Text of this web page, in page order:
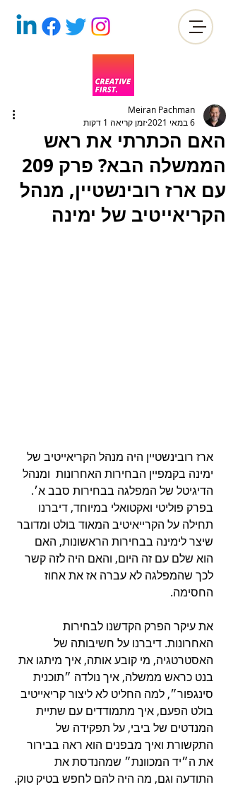
האם הכתרתי את ראש
הממשלה הבא? פרק 209
עם ארז רובינשטיין, מנהל
הקריאייטיב של ימינה
Meiran Pachman
6 במאי 2021
זמן קריאה 1 דקות
ארז רובינשטיין היה מנהל הקריאייטיב של
ימינה בקמפיין הבחירות האחרונות  ומנהל
הדיגיטל של המפלגה בבחירות סבב א׳.
בפרק פוליטי ואקטואלי במיוחד, דיברנו
תחילה על הקרייאיטיב המאוד בולט ומדובר
שיצר לימינה בבחירות הראשונות, האם
הוא שלם עם זה היום, והאם היה לזה קשר
לכך שהמפלגה לא עברה אז את אחוז
החסימה.
את עיקר הפרק הקדשנו לבחירות
האחרונות. דיברנו על חשיבותה של
האסטרטגיה, מי קובע אותה, איך מיתגו את
בנט כראש ממשלה, איך נולדה ״תוכנית
סינגפור״, למה החליט לא ליצור קריאייטיב
בולט הפעם, איך מתמודדים עם שתיית
המנדטים של ביבי, על תפקידה של
התקשורת ואיך מבפנים הוא ראה בבירור
את ה״יד המכוונת״ שמהנדסת את
התודעה וגם, מה היה להם לחפש בטיק טוק.